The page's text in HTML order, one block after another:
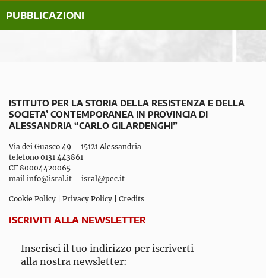
PUBBLICAZIONI
ISTITUTO PER LA STORIA DELLA RESISTENZA E DELLA
SOCIETA’ CONTEMPORANEA IN PROVINCIA DI
ALESSANDRIA “CARLO GILARDENGHI”
Via dei Guasco 49 – 15121 Alessandria
telefono 0131 443861
CF 80004420065
mail info@isral.it – isral@pec.it
Cookie Policy Privacy Policy Credits
ISCRIVITI ALLA NEWSLETTER
Inserisci il tuo indirizzo per iscriverti
alla nostra newsletter: